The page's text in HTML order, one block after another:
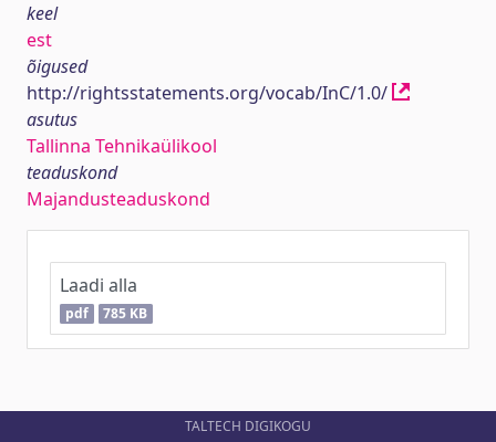
keel
est
õigused
http://rightsstatements.org/vocab/InC/1.0/
asutus
Tallinna Tehnikaülikool
teaduskond
Majandusteaduskond
Laadi alla
pdf 785 KB
TALTECH DIGIKOGU